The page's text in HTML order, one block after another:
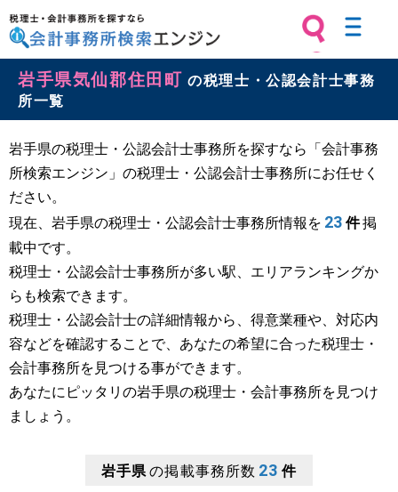
税理士・会計事務所を探すなら 会計
事務所検索エンジン
岩手県気仙郡住田町 の税理士・公認会計士事務
所一覧
岩手県の税理士・公認会計士事務所を探すなら「会計事務
所検索エンジン」の税理士・公認会計士事務所にお任せく
ださい。
現在、岩手県の税理士・公認会計士事務所情報を 23 件掲
載中です。
税理士・公認会計士事務所が多い駅、エリアランキングか
らも検索できます。
税理士・公認会計士の詳細情報から、得意業種や、対応内
容などを確認することで、あなたの希望に合った税理士・
会計事務所を見つける事ができます。
あなたにピッタリの岩手県の税理士・会計事務所を見つけ
ましょう。
岩手県の掲載事務所数 23 件